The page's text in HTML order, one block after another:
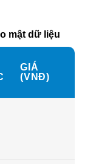
mật dữ liệu
GIÁ
(VNĐ)